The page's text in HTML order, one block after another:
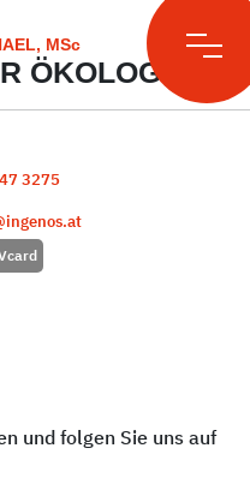
MSc
ÖKOLOGIE
3275
und folgen Sie uns auf